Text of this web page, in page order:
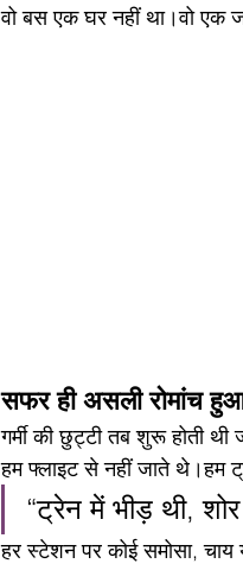
वो बस एक घर नहीं था।वो एक
सफर ही असली रोमांच
गर्मी की छुट्टी तब शुरू होती
हम फ्लाइट से नहीं जाते थे।हम
“ट्रेन में भीड़ थी,
हर स्टेशन पर कोई समोसा,